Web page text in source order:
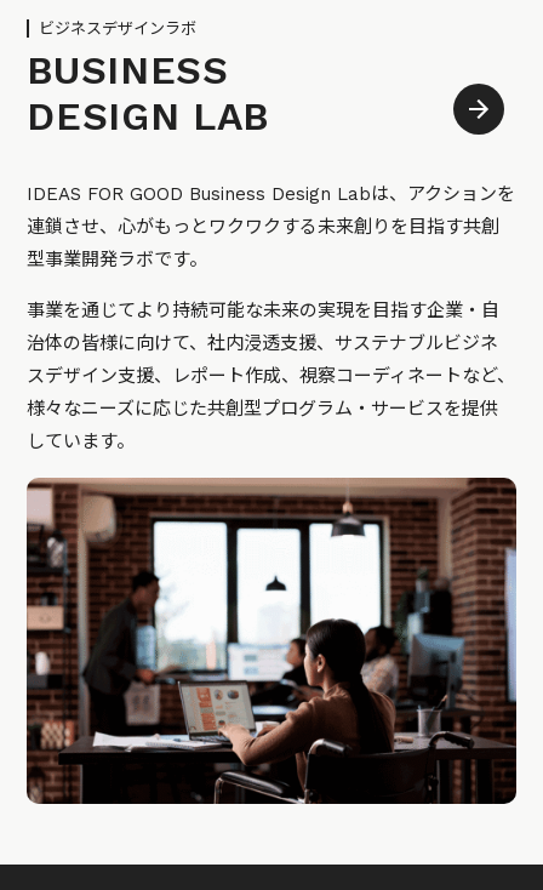
ビジネスデザインラボ
BUSINESS
DESIGN LAB
IDEAS FOR GOOD Business Design Labは、アクションを
連鎖させ、心がもっとワクワクする未来創りを目指す共創
型事業開発ラボです。
事業を通じてより持続可能な未来の実現を目指す企業・自
治体の皆様に向けて、社内浸透支援、サステナブルビジネ
スデザイン支援、レポート作成、視察コーディネートなど、
様々なニーズに応じた共創型プログラム・サービスを提供
しています。